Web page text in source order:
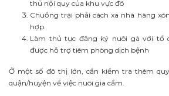
thủ nội quy của khu vực đó
Chuồng trại phải cách xa nhà hàng
hợp
Làm thủ tục đăng ký nuôi gà với tổ
được hỗ trợ tiêm phòng dịch bệnh
Ở một số đô thị lớn, cần kiểm tra thêm
quận/huyện về việc nuôi gia cầm.